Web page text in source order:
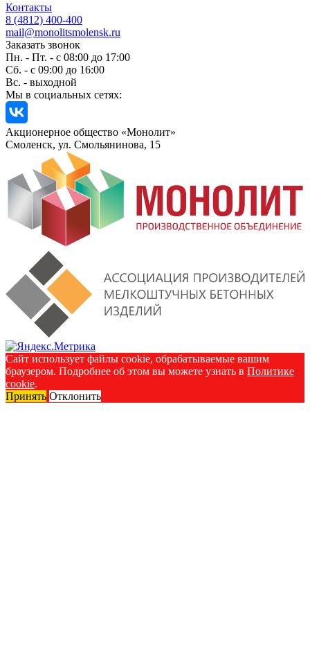
Контакты
8 (4812) 400-400
mail@monolitsmolensk.ru
Заказать звонок
Пн. - Пт. - с 08:00 до 17:00
Сб. - с 09:00 до 16:00
Вс. - выходной
Мы в социальных сетях:
Акционерное общество «Монолит»
Смоленск, ул. Смольянинова, 15
Сайт использует файлы cookie, обрабатываемые вашим
браузером. Подробнее об этом вы можете узнать в Политике
cookie.
Принять Отклонить